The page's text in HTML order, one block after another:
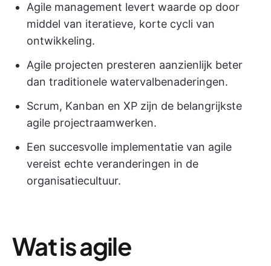
Agile management levert waarde op door
middel van iteratieve, korte cycli van
ontwikkeling.
Agile projecten presteren aanzienlijk beter
dan traditionele watervalbenaderingen.
Scrum, Kanban en XP zijn de belangrijkste
agile projectraamwerken.
Een succesvolle implementatie van agile
vereist echte veranderingen in de
organisatiecultuur.
Wat is agile